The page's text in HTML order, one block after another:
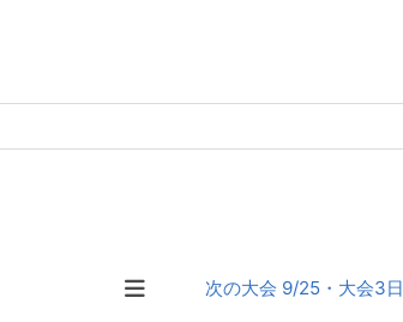
次の大会 9/25・大会3